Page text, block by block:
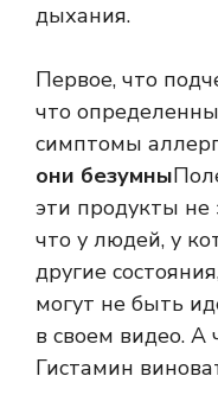
дыхания.
Первое, что
что
симптомы
они безумны
эти продукты не
что у людей, у
другие
могут не быть
в своем видео. А
Гистамин